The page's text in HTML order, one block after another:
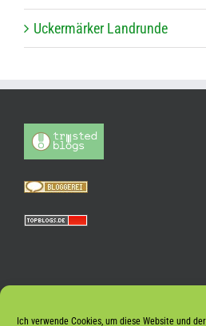
Ich verwende Cookies, um diese Website und
Ucker­mär­ker Landrunde